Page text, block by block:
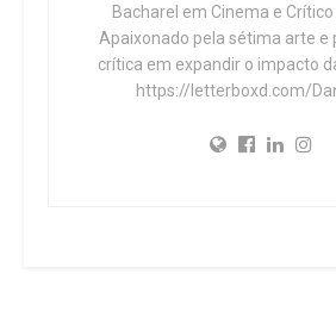
Bacharel em Cinema e Crítico
Apaixonado pela sétima arte e
crítica em expandir o impacto
https://letterboxd.com/